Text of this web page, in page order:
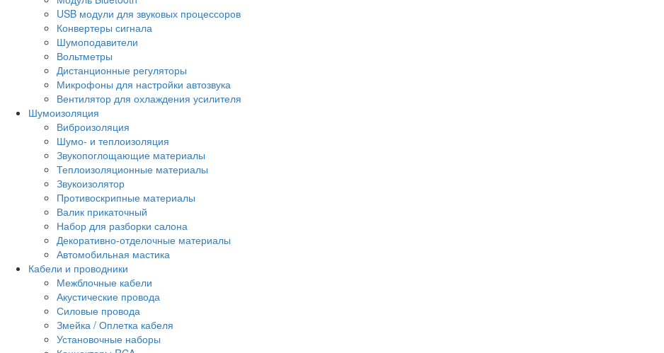
USB модули для звуковых процессоров
Конвертеры сигнала
Шумоподавители
Вольтметры
Дистанционные регуляторы
Микрофоны для настройки автозвука
Вентилятор для охлаждения усилителя
Шумоизоляция
Виброизоляция
Шумо- и теплоизоляция
Звукопоглощающие материалы
Теплоизоляционные материалы
Звукоизолятор
Противоскрипные материалы
Валик прикаточный
Набор для разборки салона
Декоративно-отделочные материалы
Автомобильная мастика
Кабели и проводники
Межблочные кабели
Акустические провода
Силовые провода
Змейка / Оплетка кабеля
Установочные наборы